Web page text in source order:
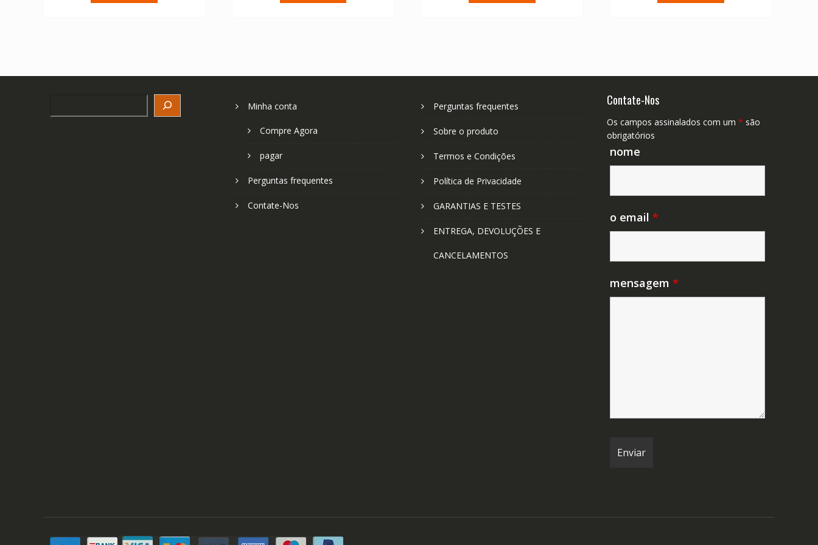
Minha conta
Compre Agora
pagar
Perguntas frequentes
Contate-Nos
Perguntas frequentes
Sobre o produto
Termos e Condições
Política de Privacidade
GARANTIAS E TESTES
ENTREGA, DEVOLUÇÕES E
CANCELAMENTOS
Contate-Nos
Os campos assinalados com um * são
obrigatórios
nome
o email *
mensagem *